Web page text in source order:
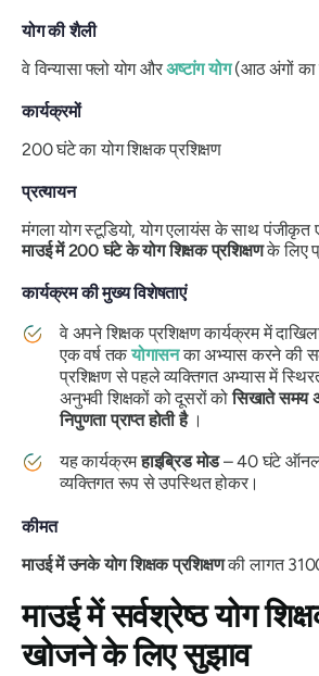
योग की शैली
वे विन्यासा फ्लो योग औरअष्टांग योग(आठ अंगों का
कार्यक्रमों
200 घंटे का योग शिक्षक प्रशिक्षण
प्रत्यायन
मंगला योग स्टूडियो, योग एलायंस के साथ पंजीकृत
माउई में 200 घंटे के योग शिक्षक प्रशिक्षणके लिए
कार्यक्रम की मुख्य विशेषताएं
वे अपने शिक्षक प्रशिक्षण कार्यक्रम में
एक वर्ष तकयोगासनका अभ्यास करने की
प्रशिक्षण से पहले व्यक्तिगत अभ्यास में
अनुभवी शिक्षकों को दूसरों कोसिखाते समय
निपुणता प्राप्त होती है ।
यह कार्यक्रमहाइब्रिड मोड– 40 घंटे
व्यक्तिगत रूप से उपस्थित होकर।
कीमत
माउई में उनके योग शिक्षक प्रशिक्षणकी लागत
माउई में सर्वश्रेष्ठ योग
खोजने के लिए सुझाव